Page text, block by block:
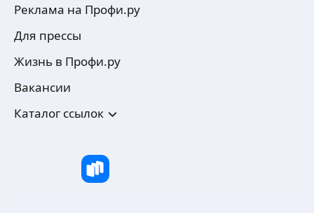
Реклама на Профи.ру
Для прессы
Жизнь в Профи.ру
Вакансии
Каталог ссылок